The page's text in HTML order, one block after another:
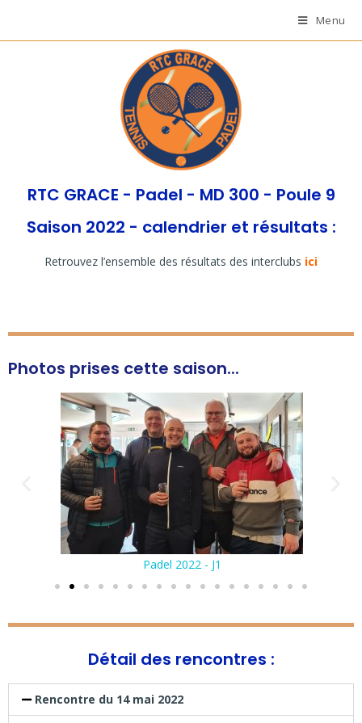
Menu
RTC GRACE - Padel - MD 300 - Poule 9
Saison 2022 - calendrier et résultats :
Retrouvez l’ensemble des résultats des interclubs ici
Photos prises cette saison...
Padel 2022 - J1
Détail des rencontres :
Rencontre du 14 mai 2022